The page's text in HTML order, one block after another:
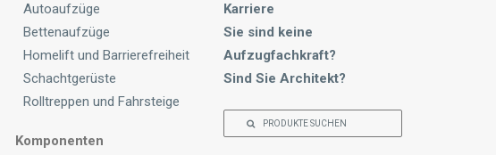
Autoaufzüge
Bettenaufzüge
Homelift und Barrierefreiheit
Schachtgerüste
Rolltreppen und Fahrsteige
Komponenten
Karriere
Sie sind keine
Aufzugfachkraft?
Sind Sie Architekt?
PRODUKTE SUCHEN